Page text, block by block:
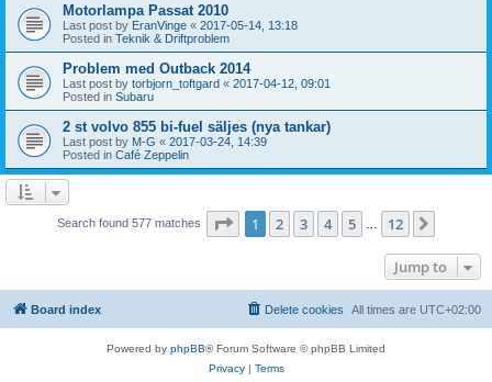
Motorlampa Passat 2010
Last post by EranVinge « 2017-05-14, 13:18
Posted in Teknik & Driftproblem
Problem med Outback 2014
Last post by torbjorn_toftgard « 2017-04-12, 09:01
Posted in Subaru
2 st volvo 855 bi-fuel säljes (nya tankar)
Last post by M-G « 2017-03-24, 14:39
Posted in Café Zeppelin
Search found 577 matches Page 1of 12
1 2 3 4 5 12
Jump to
Board index All times are UTC+02:00
Delete cookies
Powered by phpBB® Forum Software © phpBB Limited
Privacy| Terms